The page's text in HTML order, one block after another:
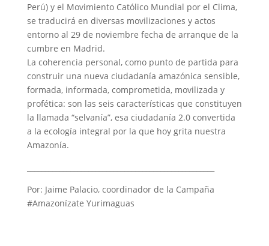
Perú) y el Movimiento Católico Mundial por el Clima,
se traducirá en diversas movilizaciones y actos
entorno al 29 de noviembre fecha de arranque de la
cumbre en Madrid.
La coherencia personal, como punto de partida para
construir una nueva ciudadanía amazónica sensible,
formada, informada, comprometida, movilizada y
profética: son las seis características que constituyen
la llamada “selvanía”, esa ciudadanía 2.0 convertida
a la ecología integral por la que hoy grita nuestra
Amazonía.
Por: Jaime Palacio, coordinador de la Campaña
#Amazonízate Yurimaguas